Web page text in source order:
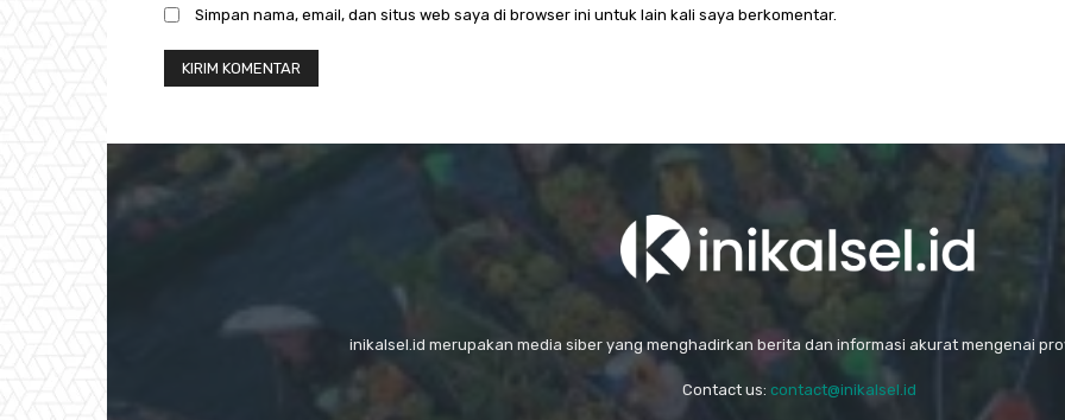
Simpan nama, email, dan situs web saya di browser ini untuk lain kali saya berkomentar.
inikalsel.id merupakan media siber yang menghadirkan berita dan informasi akurat mengenai
Contact us: contact@inikalsel.id